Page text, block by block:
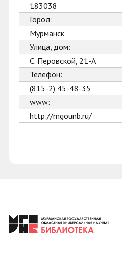
183038
Город:
Мурманск
Улица, дом:
С. Перовской, 21-А
Телефон:
(815-2) 45-48-35
www:
http://mgounb.ru/